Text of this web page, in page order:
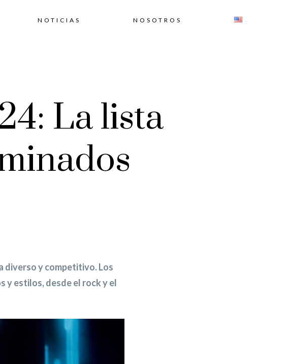
NOTICIAS NOSOTROS
La lista
diverso y competitivo. Los
y estilos, desde el rock y el